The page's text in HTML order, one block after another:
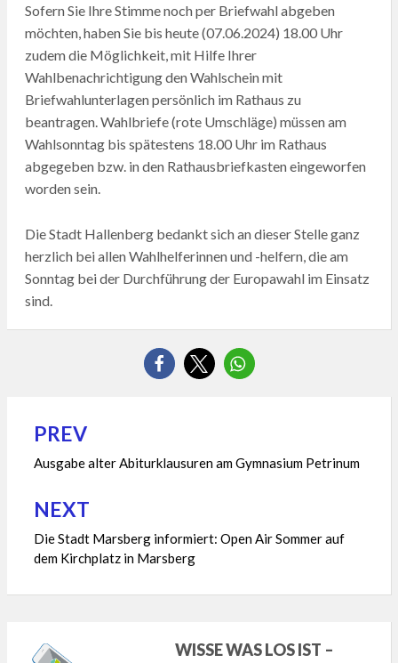
Sofern Sie Ihre Stimme noch per Briefwahl abgeben
möchten, haben Sie bis heute (07.06.2024) 18.00 Uhr
zudem die Möglichkeit, mit Hilfe Ihrer
Wahlbenachrichtigung den Wahlschein mit
Briefwahlunterlagen persönlich im Rathaus zu
beantragen. Wahlbriefe (rote Umschläge) müssen am
Wahlsonntag bis spätestens 18.00 Uhr im Rathaus
abgegeben bzw. in den Rathausbriefkasten eingeworfen
worden sein.
Die Stadt Hallenberg bedankt sich an dieser Stelle ganz
herzlich bei allen Wahlhelferinnen und -helfern, die am
Sonntag bei der Durchführung der Europawahl im Einsatz
sind.
Beitragsnavigation
PREV
Ausgabe alter Abiturklausuren am Gymnasium Petrinum
NEXT
Die Stadt Marsberg informiert: Open Air Sommer auf
dem Kirchplatz in Marsberg
WISSE WAS LOS IST –